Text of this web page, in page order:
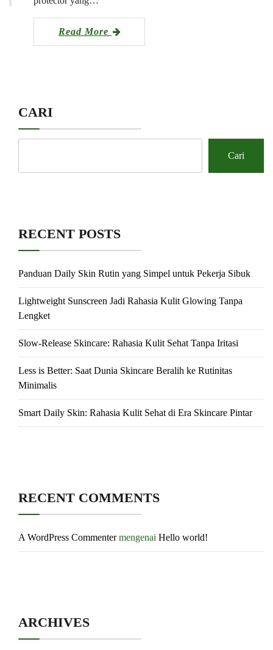
Read More
CARI
Cari
RECENT POSTS
Panduan Daily Skin Rutin yang Simpel untuk Pekerja Sibuk
Lightweight Sunscreen Jadi Rahasia Kulit Glowing Tanpa
Lengket
Slow-Release Skincare: Rahasia Kulit Sehat Tanpa Iritasi
Less is Better: Saat Dunia Skincare Beralih ke Rutinitas
Minimalis
Smart Daily Skin: Rahasia Kulit Sehat di Era Skincare Pintar
RECENT COMMENTS
A WordPress Commentermengenai Hello world!
ARCHIVES